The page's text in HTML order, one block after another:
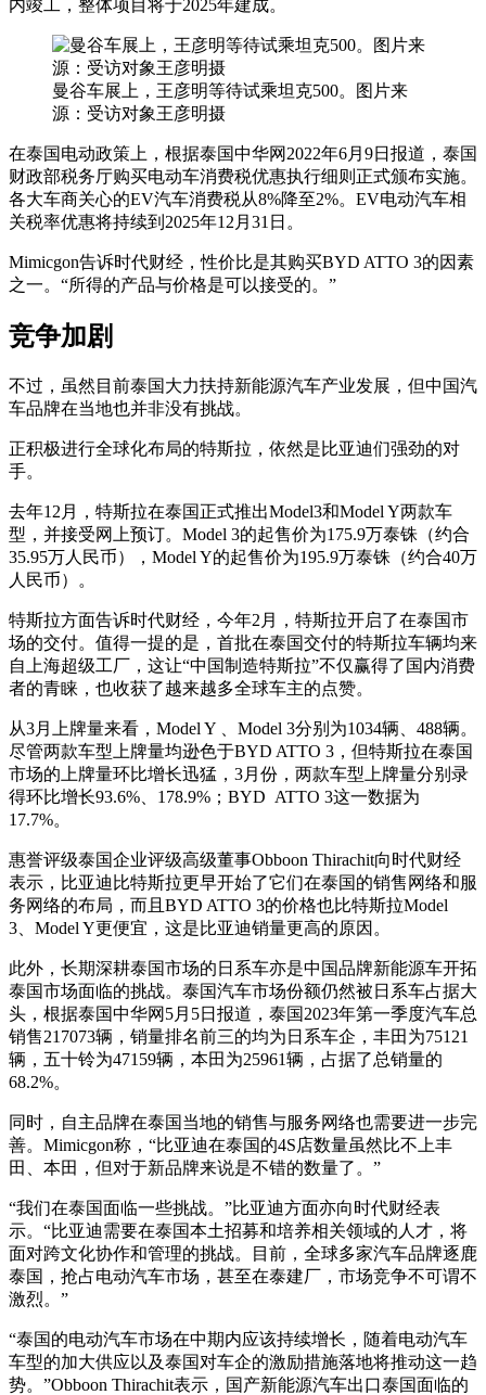
内竣工，整体项目将于2025年建成。
曼谷车展上，王彦明等待试乘坦克500。图片来
源：受访对象王彦明摄
在泰国电动政策上，根据泰国中华网2022年6月9日报道，泰国
财政部税务厅购买电动车消费税优惠执行细则正式颁布实施。
各大车商关心的EV汽车消费税从8%降至2%。EV电动汽车相
关税率优惠将持续到2025年12月31日。
Mimicgon告诉时代财经，性价比是其购买BYD ATTO 3的因素
之一。“所得的产品与价格是可以接受的。”
竞争加剧
不过，虽然目前泰国大力扶持新能源汽车产业发展，但中国汽
车品牌在当地也并非没有挑战。
正积极进行全球化布局的特斯拉，依然是比亚迪们强劲的对
手。
去年12月，特斯拉在泰国正式推出Model3和Model Y两款车
型，并接受网上预订。Model 3的起售价为175.9万泰铢（约合
35.95万人民币），Model Y的起售价为195.9万泰铢（约合40万
人民币）。
特斯拉方面告诉时代财经，今年2月，特斯拉开启了在泰国市
场的交付。值得一提的是，首批在泰国交付的特斯拉车辆均来
自上海超级工厂，这让“中国制造特斯拉”不仅赢得了国内消费
者的青睐，也收获了越来越多全球车主的点赞。
从3月上牌量来看，Model Y 、Model 3分别为1034辆、488辆。
尽管两款车型上牌量均逊色于BYD ATTO 3，但特斯拉在泰国
市场的上牌量环比增长迅猛，3月份，两款车型上牌量分别录
得环比增长93.6%、178.9%；BYD ATTO 3这一数据为
17.7%。
惠誉评级泰国企业评级高级董事Obboon Thirachit向时代财经
表示，比亚迪比特斯拉更早开始了它们在泰国的销售网络和服
务网络的布局，而且BYD ATTO 3的价格也比特斯拉Model
3、Model Y更便宜，这是比亚迪销量更高的原因。
此外，长期深耕泰国市场的日系车亦是中国品牌新能源车开拓
泰国市场面临的挑战。泰国汽车市场份额仍然被日系车占据大
头，根据泰国中华网5月5日报道，泰国2023年第一季度汽车总
销售217073辆，销量排名前三的均为日系车企，丰田为75121
辆，五十铃为47159辆，本田为25961辆，占据了总销量的
68.2%。
同时，自主品牌在泰国当地的销售与服务网络也需要进一步完
善。Mimicgon称，“比亚迪在泰国的4S店数量虽然比不上丰
田、本田，但对于新品牌来说是不错的数量了。”
“我们在泰国面临一些挑战。”比亚迪方面亦向时代财经表
示。“比亚迪需要在泰国本土招募和培养相关领域的人才，将
面对跨文化协作和管理的挑战。目前，全球多家汽车品牌逐鹿
泰国，抢占电动汽车市场，甚至在泰建厂，市场竞争不可谓不
激烈。”
“泰国的电动汽车市场在中期内应该持续增长，随着电动汽车
车型的加大供应以及泰国对车企的激励措施落地将推动这一趋
势。”Obboon Thirachit表示，国产新能源汽车出口泰国面临的